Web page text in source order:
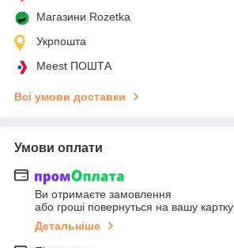
Магазини Rozetka
Укрпошта
Meest ПОШТА
Всі умови доставки
Умови оплати
Ви отримаєте замовлення
або гроші повернуться на вашу картку
Детальніше